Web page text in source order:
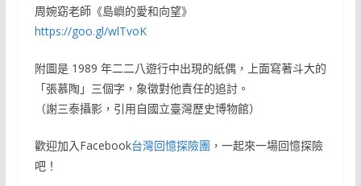
周婉窈老師《島嶼的愛和向望》
https://goo.gl/wlTvoK
附圖是 1989 年二二八遊行中出現的紙偶，上面寫著斗大的
「張慕陶」三個字，象徵對他責任的追討。
（謝三泰攝影，引用自國立臺灣歷史博物館）
歡迎加入Facebook台灣回憶探險團 ，一起來一場回憶探險
吧！